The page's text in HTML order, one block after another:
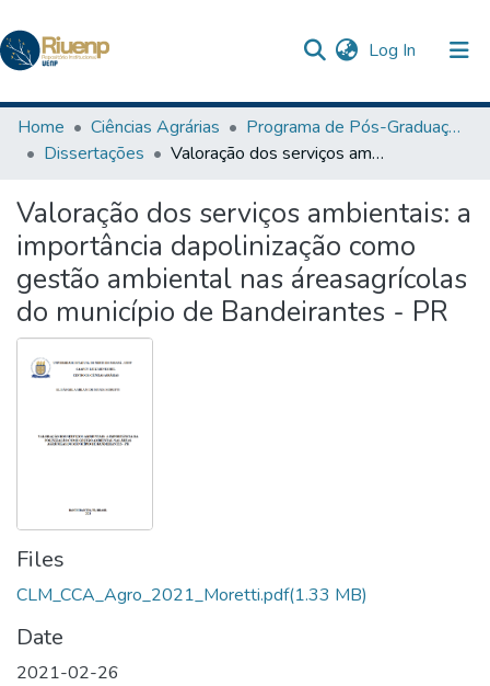
Log In (current)
Communities & Collections
Browse DSpace
Statistics
The Repository
Home Ciências Agrárias
Programa de Pós-Graduação em Agronomia
Dissertações
Valoração dos serviços ambientais: a importância dapolinização como gestão ambiental nas áreasagrícolas do município de Bandeirantes - PR
Valoração dos serviços ambientais: a
importância dapolinização como
gestão ambiental nas áreasagrícolas
do município de Bandeirantes - PR
Files
CLM_CCA_Agro_2021_Moretti.pdf(1.33 MB)
Date
2021-02-26